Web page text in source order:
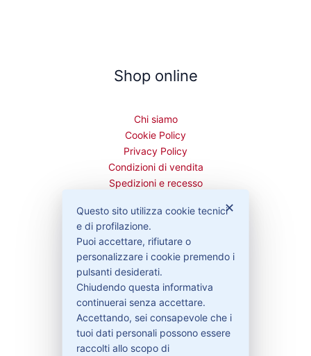
Shop online
Chi siamo
Cookie Policy
Privacy Policy
Condizioni di vendita
Spedizioni e recesso
Bisogno di aiuto?
Contattaci
Garanzie
✕
Questo sito utilizza cookie tecnici
e di profilazione.
Puoi accettare, rifiutare o
personalizzare i cookie premendo i
pulsanti desiderati.
Chiudendo questa informativa
continuerai senza accettare.
Accettando, sei consapevole che i
tuoi dati personali possono essere
raccolti allo scopo di